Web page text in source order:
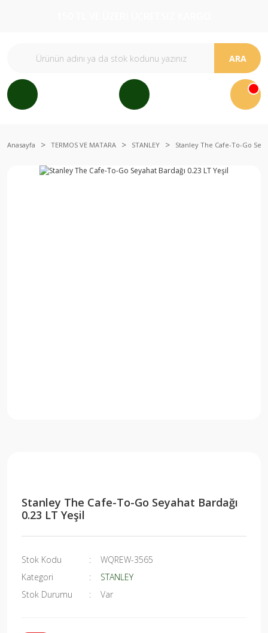
ARA
Anasayfa TERMOS VE MATARA STANLEY Stanley The Cafe-To-Go
Stanley The Cafe-To-Go Seyahat Bardağı
0.23 LT Yeşil
Stok Kodu
WQREW-3565
Kategori
STANLEY
Stok Durumu
Var